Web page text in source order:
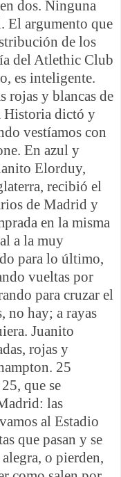
dos. Ninguna
El argumento que
de los
del Atlethic Club
es inteligente.
rojas y blancas de
Historia dictó y
vestíamos con
En azul y
Elorduy,
recibió el
de Madrid y
en la misma
a la muy
para lo último,
vueltas por
para cruzar el
no hay; a rayas
Juanito
rojas y
25
que se
las
al Estadio
que pasan y se
o pierden,